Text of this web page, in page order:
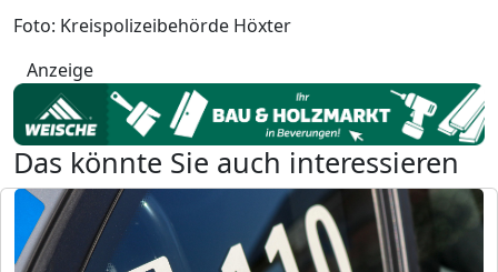
Foto: Kreispolizeibehörde Höxter
Anzeige
Das könnte Sie auch interessieren